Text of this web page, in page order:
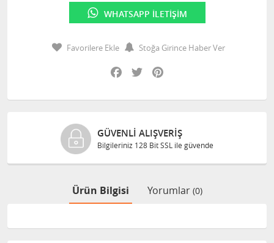
WHATSAPP İLETIŞIM
Favorilere Ekle
Stoğa Girince Haber Ver
Facebook
Twitter
GÜVENLI ALIŞVERIŞ
Bilgileriniz 128 Bit SSL ile güvende
Ürün Bilgisi Yorumlar (0)